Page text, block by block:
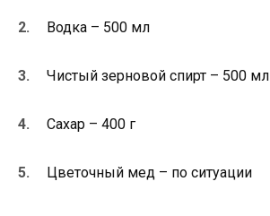
Водка – 500 мл
Чистый зерновой спирт – 500 мл
Сахар – 400 г
Цветочный мед – по ситуации